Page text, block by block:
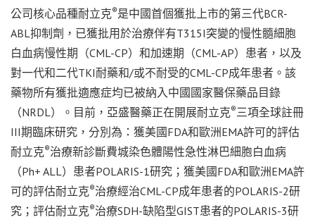
公司核心品種耐立克®是中國首個獲批上市的第三代BCR-
ABL抑制劑，已獲批用於治療伴有T315I突變的慢性髓細胞
白血病慢性期（CML-CP）和加速期（CML-AP）患者，以及
對一代和二代TKI耐藥和/或不耐受的CML-CP成年患者。該
藥物所有獲批適應症均已被納入中國國家醫保藥品目錄
（NRDL）。目前，亞盛醫藥正在開展耐立克® 三項全球註冊
III期臨床研究，分別為：獲美國FDA和歐洲EMA許可的評估
耐立克®治療新診斷費城染色體陽性急性淋巴細胞白血病
（Ph+ ALL）患者POLARIS-1研究；獲美國FDA和歐洲EMA許
可的評估耐立克®治療經治CML-CP成年患者的POLARIS-2研
究；評估耐立克®治療SDH-缺陷型GIST患者的POLARIS-3研